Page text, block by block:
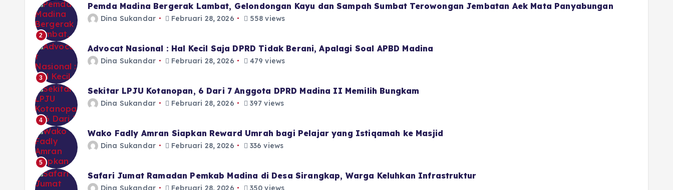
2
Pemda Madina Bergerak Lambat, Gelondongan Kayu dan Sampah Sumbat Terowongan Jembatan Aek Mata Panyabungan
Dina Sukandar Februari 28, 2026 558 views
3
Advocat Nasional : Hal Kecil Saja DPRD Tidak Berani, Apalagi Soal APBD Madina
Dina Sukandar Februari 28, 2026 479 views
4
Sekitar LPJU Kotanopan, 6 Dari 7 Anggota DPRD Madina II Memilih Bungkam
Dina Sukandar Februari 28, 2026 397 views
5
Wako Fadly Amran Siapkan Reward Umrah bagi Pelajar yang Istiqamah ke Masjid
Dina Sukandar Februari 28, 2026 336 views
Safari Jumat Ramadan Pemkab Madina di Desa Sirangkap, Warga Keluhkan Infrastruktur
Dina Sukandar Februari 28, 2026 350 views